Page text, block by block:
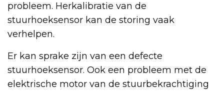
probleem. Herkalibratie van de
stuurhoeksensor kan de storing vaak
verhelpen.
Er kan sprake zijn van een defecte
stuurhoeksensor. Ook een probleem met de
elektrische motor van de stuurbekrachtiging